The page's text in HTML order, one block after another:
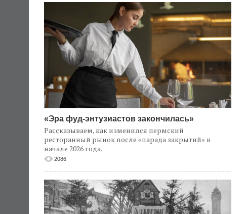
«Эра фуд-энтузиастов закончилась»
Рассказываем, как изменился пермский
ресторанный рынок после «парада закрытий» в
начале 2026 года.
2086